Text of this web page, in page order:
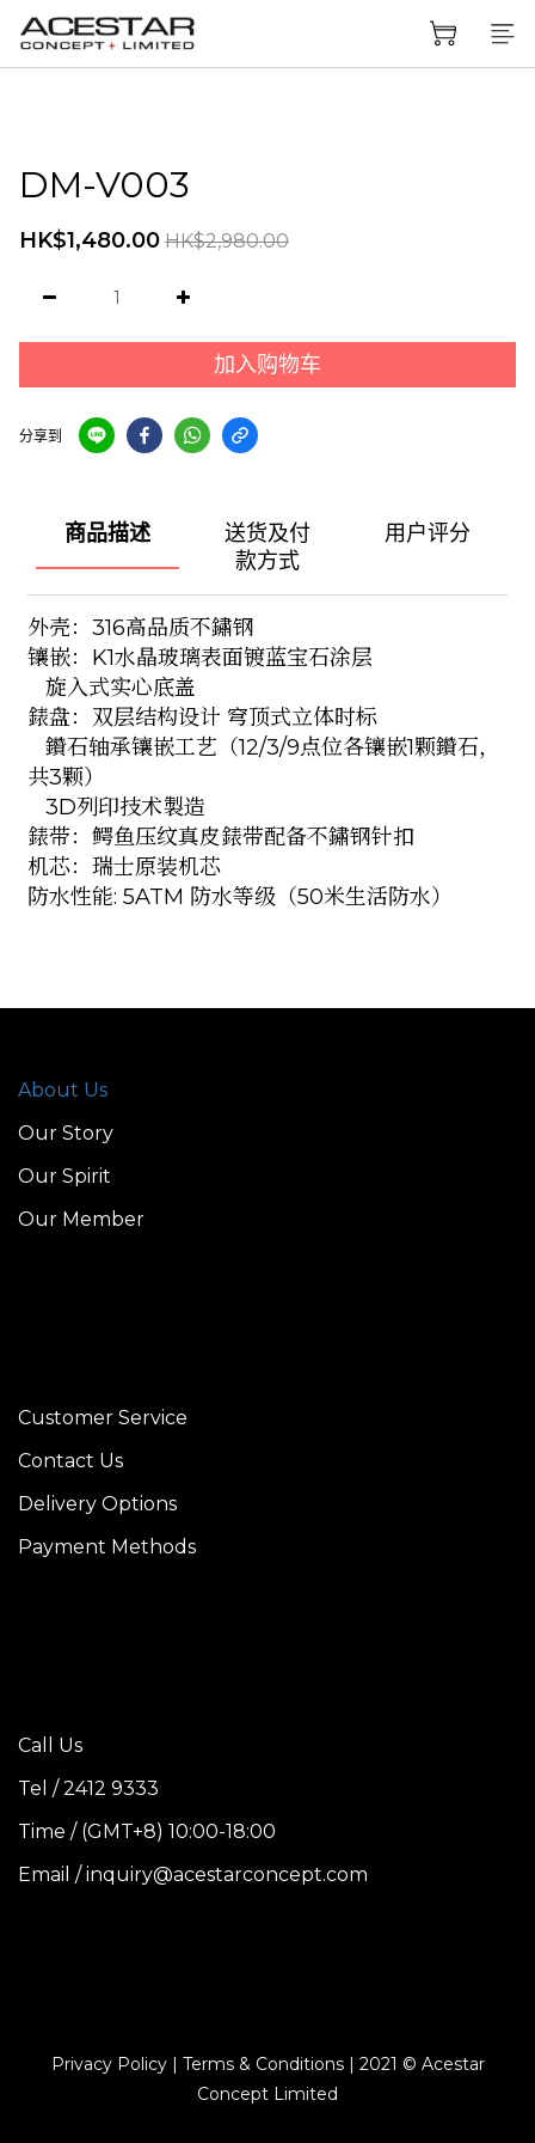
DM-V003
HK$1,480.00 HK$2,980.00
加入购物车
分享到
商品描述
送货及付
款方式
用户评分
外壳：316高品质不鏽钢
镶嵌：K1水晶玻璃表面镀蓝宝石涂层
旋入式实心底盖
錶盘：双层结构设计 穹顶式立体时标
鑽石轴承镶嵌工艺（12/3/9点位各镶嵌1颗鑽石，
共3颗）
3D列印技术製造
錶带：鳄鱼压纹真皮錶带配备不鏽钢针扣
机芯：瑞士原装机芯
防水性能: 5ATM 防水等级（50米生活防水）
About Us
Our Story
Our Spirit
Our Member
Customer Service
Contact Us
Delivery Options
Payment Methods
Call Us
Tel / 2412 9333
Time / (GMT+8) 10:00-18:00
Email / inquiry@acestarconcept.com
Privacy Policy | Terms & Conditions | 2021 © Acestar
Concept Limited